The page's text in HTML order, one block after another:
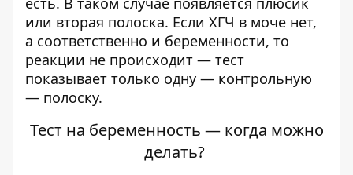
или вторая полоска. Если ХГЧ в моче нет,
а соответственно и беременности, то
реакции не происходит — тест
показывает только одну — контрольную
— полоску.
Тест на беременность — когда можно
делать?